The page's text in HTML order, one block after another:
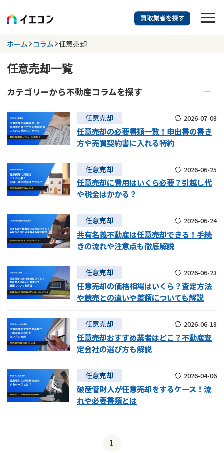
訳あり物件に強い業者を探す
都道府県を選択
掲載業者 703
件
業者を探す
相談内容で探す
空き家 事故物件
再建築不可 底地
借地 共有持分
ゴミ屋敷 任意売却
リースバック
不動産コラム
不動産売却 再建築不可物件
共有持分 底地
訳あり不動産 不動産投資
土地売却 不動産相続
借地 不動産リースバック
任意売却 空き家
アンケート調査
ホーム コラム 任意売却
任意売却一覧
カテゴリーから不動産コラムを探す
不動産売却
再建築不可物件
共有持分
底地
不動産投資
土地売却
借地
不動産リースバック
任意売却
空き家
アンケート調査
任意売却 2026-07-08
任意売却の必要書類一覧！申出書の書き
方や売買契約書に入れる特約
任意売却 2026-06-25
任意売却に費用はいくら必要？引越し代
や税金はかかる？
任意売却 2026-06-24
共有名義不動産は任意売却できる！手続
きの流れや注意点も徹底解説
任意売却 2026-06-23
任意売却の価格相場はいくら？査定方法
や競売との違いや差額についても解説
任意売却 2026-06-18
任意売却おすすめ業者はどこ？不動産査
定会社の選び方も解説
任意売却 2026-04-06
破産管財人が任意売却をするケース！流
れや必要書類とは
1